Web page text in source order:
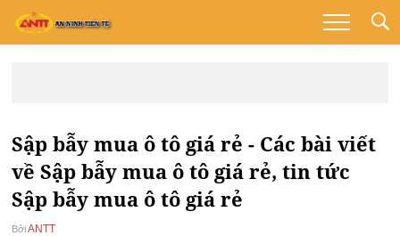
Sập bẫy mua ô tô giá rẻ - Các bài viết
về Sập bẫy mua ô tô giá rẻ, tin tức
Sập bẫy mua ô tô giá rẻ
Bởi ANTT